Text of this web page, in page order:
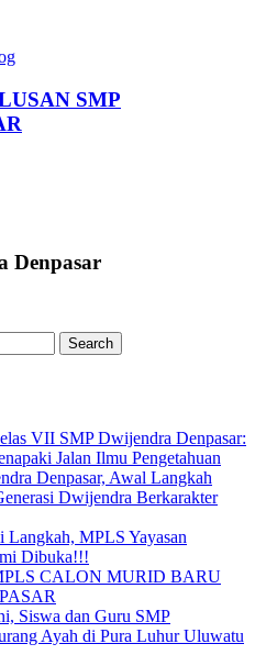
SMP
Denpasar
Search
VII SMP Dwijendra Denpasar:
Jalan Ilmu Pengetahuan
Denpasar, Awal Langkah
Dwijendra Berkarakter
Langkah, MPLS Yayasan
Dibuka!!!
CALON MURID BARU
Siswa dan Guru SMP
Ayah di Pura Luhur Uluwatu